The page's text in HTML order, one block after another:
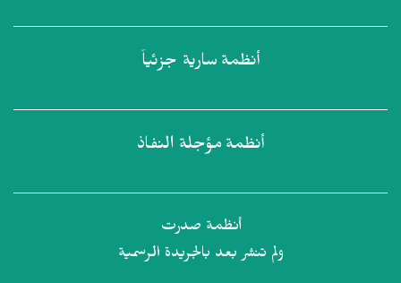
أنظمة سارية جزئياً
أنظمة مؤجلة النفاذ
أنظمة صدرت
ولم تنشر بعد بالجريدة الرسمية